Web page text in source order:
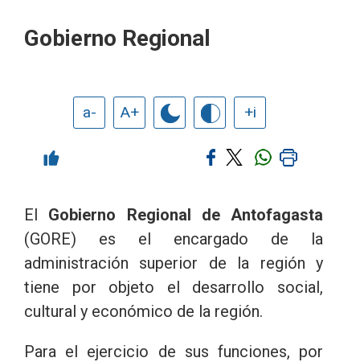
Gobierno Regional
a- A+ +i
El Gobierno Regional de Antofagasta
(GORE) es el encargado de la
administración superior de la región y
tiene por objeto el desarrollo social,
cultural y económico de la región.
Para el ejercicio de sus funciones, por